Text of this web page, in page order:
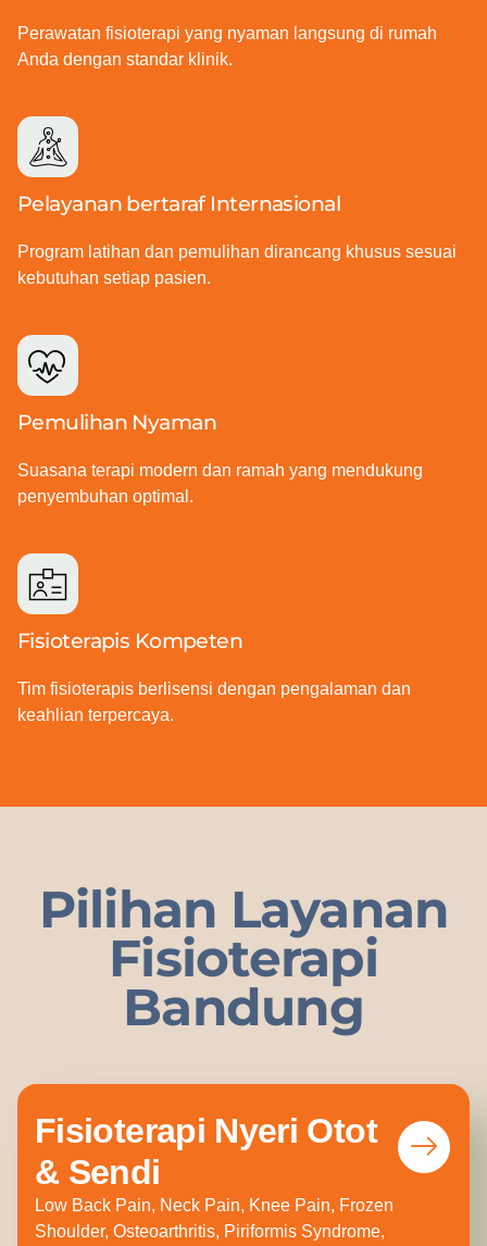
Perawatan fisioterapi yang nyaman langsung di rumah
Anda dengan standar klinik.
Pelayanan bertaraf Internasional
Program latihan dan pemulihan dirancang khusus sesuai
kebutuhan setiap pasien.
Pemulihan Nyaman
Suasana terapi modern dan ramah yang mendukung
penyembuhan optimal.
Fisioterapis Kompeten
Tim fisioterapis berlisensi dengan pengalaman dan
keahlian terpercaya.
Pilihan Layanan
Fisioterapi
Bandung
Fisioterapi Nyeri Otot
& Sendi
Low Back Pain, Neck Pain, Knee Pain, Frozen
Shoulder, Osteoarthritis, Piriformis Syndrome,